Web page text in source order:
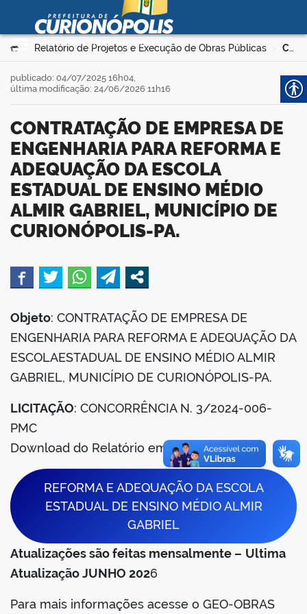
Ir para o conteúdo
Prefeitura Municipal de
Curionópolis
portal
Você está aqui:
Relatório de Projetos e Execução de Obras Públicas CONTRATAÇÃO DE EMPRESA DE ENGENHARIA PARA REFORMA E ADEQUAÇÃO DA ESCOLA ESTADUAL DE ENSINO MÉDIO ALMIR GABRIEL, MUNICÍPIO DE CURIONÓPOLIS-PA.
CONTRATAÇÃO DE EMPRESA DE
ENGENHARIA PARA REFORMA E
ADEQUAÇÃO DA ESCOLA
ESTADUAL DE ENSINO MÉDIO
ALMIR GABRIEL, MUNICÍPIO DE
CURIONÓPOLIS-PA.
publicado: 04/07/2025 16h04,
última modificação: 24/06/2026 11h16
Objeto: CONTRATAÇÃO DE EMPRESA DE
ENGENHARIA PARA REFORMA E ADEQUAÇÃO DA
ESCOLAESTADUAL DE ENSINO MÉDIO ALMIR
GABRIEL, MUNICÍPIO DE CURIONÓPOLIS-PA.
LICITAÇÃO: CONCORRÊNCIA N. 3/2024-006-
PMC
Download do Relatório em Arquivo em PDF
REFORMA E ADEQUAÇÃO DA ESCOLA
ESTADUAL DE ENSINO MÉDIO ALMIR
GABRIEL
Atualizações são feitas mensalmente – Ultima
Atualização JUNHO 2026
Para mais informações acesse o GEO-OBRAS